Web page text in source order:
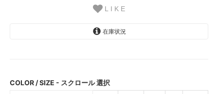
L I K E
在庫状況
COLOR / SIZE - スクロール 選択